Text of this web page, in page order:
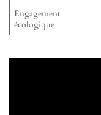
Engagement
écologique